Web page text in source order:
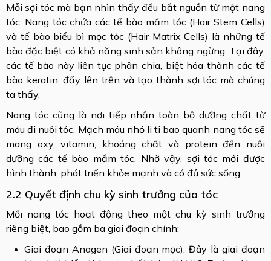
Mỗi sợi tóc mà bạn nhìn thấy đều bắt nguồn từ một nang
tóc. Nang tóc chứa các tế bào mầm tóc (Hair Stem Cells)
và tế bào biểu bì mọc tóc (Hair Matrix Cells) là những tế
bào đặc biệt có khả năng sinh sản không ngừng. Tại đây,
các tế bào này liên tục phân chia, biệt hóa thành các tế
bào keratin, đẩy lên trên và tạo thành sợi tóc mà chúng
ta thấy.
Nang tóc cũng là nơi tiếp nhận toàn bộ dưỡng chất từ
máu đi nuôi tóc. Mạch máu nhỏ li ti bao quanh nang tóc sẽ
mang oxy, vitamin, khoáng chất và protein đến nuôi
dưỡng các tế bào mầm tóc. Nhờ vậy, sợi tóc mới được
hình thành, phát triển khỏe mạnh và có đủ sức sống.
2.2 Quyết định chu kỳ sinh trưởng của tóc
Mỗi nang tóc hoạt động theo một chu kỳ sinh trưởng
riêng biệt, bao gồm ba giai đoạn chính:
Giai đoạn Anagen (Giai đoạn mọc): Đây là giai đoạn